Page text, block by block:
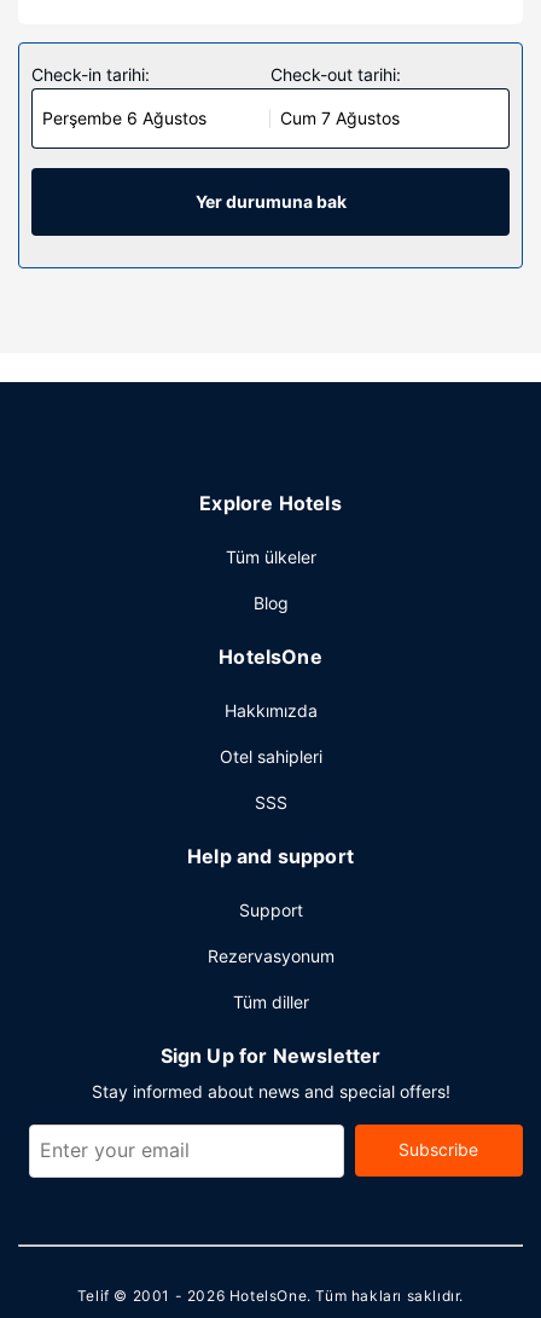
telefon ve ücretsiz poşet çay/hazır kahve gibi imkânlar ve
kolaylıklar sunulmaktadır. Ayrıca günlük olarak oda/kat
hizmeti verilmektedir.
Otelin güzelliği
Misafirlerimizin iyi vakit geçirebilmesi ve dinlenebilmesi için
su kaydırağı, sauna ve spor salonu bulunmaktadır. Bu
Misafirler için bilgisayar istasyonu, kuru temizleme/çamaşır
Otelde konferans merkezi ve toplantı odaları vardır.
Check-in tarihi:
Perşembe 6 Ağustos
Check-out tarihi:
Cum 7 Ağustos
Yer durumuna bak
Explore Hotels
Tüm ülkeler
Blog
HotelsOne
Hakkımızda
Otel sahipleri
SSS
Help and support
Support
Rezervasyonum
Tüm diller
Sign Up for Newsletter
Stay informed about news and special offers!
Subscribe
Telif © 2001 - 2026 HotelsOne. Tüm hakları saklıdır.